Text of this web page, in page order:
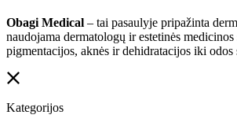
Obagi Medical – tai pasaulyje pripažinta
naudojama dermatologų ir estetinės
pigmentacijos, aknės ir dehidratacijos iki
Kategorijos